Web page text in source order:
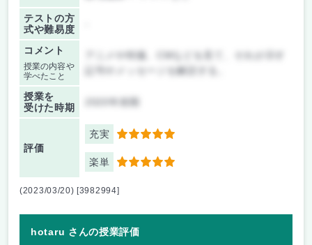
テストの方
式や難易度
コメント
授業の内容や
学べたこと
アニメや特撮、CMなどを見て、それが示す
記号やメッセージを解読する。
授業を
受けた時期
評価
充実 5
楽単 5
(2023/03/20) [3982994]
hotaru さんの授業評価